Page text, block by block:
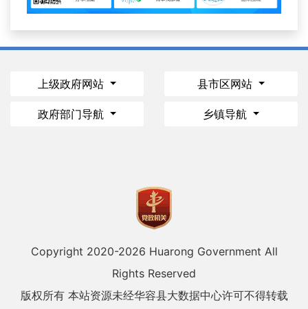
上级政府网站 县市区网站
政府部门导航 乡镇导航
Copyright 2020-2026 Huarong Government All
Rights Reserved
版权所有 本站资源未经华容县大数据中心许可不得转载